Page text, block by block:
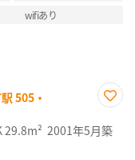
wifiあり
505・
に入
り登
29.8m² 2001年5月築